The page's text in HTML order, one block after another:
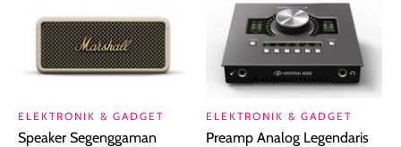
ELEKTRONIK & GADGET
Speaker Segenggaman
ELEKTRONIK & GADGET
Preamp Analog Legendaris